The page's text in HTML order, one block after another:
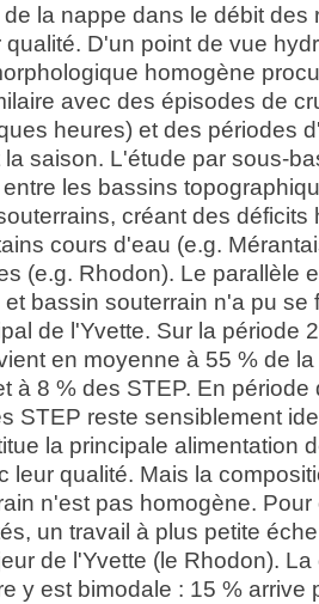
la nappe dans le débit des
qualité. D'un point de vue
homogène
avec des épisodes de
heures) et des périodes
saison. L'étude par sous-
les bassins
créant des déficits
cours d'eau (e.g.
(e.g. Rhodon). Le parallèle
bassin souterrain n'a pu se
de l'Yvette. Sur la période
en moyenne à 55 % de
à 8 % des STEP. En
STEP reste sensiblement
la principale alimentation
leur qualité. Mais la
n'est pas homogène.
un travail à plus petite
de l'Yvette (le Rhodon).
y est bimodale : 15 % arrive